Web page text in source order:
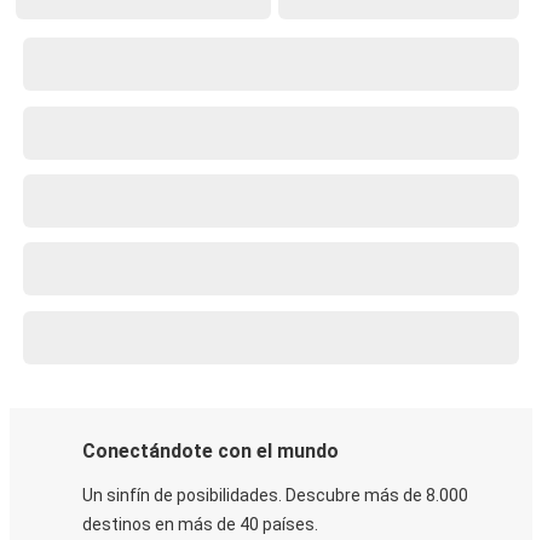
Conectándote con el mundo
Un sinfín de posibilidades. Descubre más de 8.000
destinos en más de 40 países.